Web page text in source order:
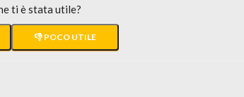
ti è stata utile?
👎 POCO UTILE